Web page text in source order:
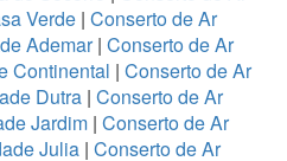
Verde| Conserto de Ar
Ademar| Conserto de Ar
Continental | Conserto de Ar
Dutra | Conserto de Ar
Jardim| Conserto de Ar
Julia | Conserto de Ar